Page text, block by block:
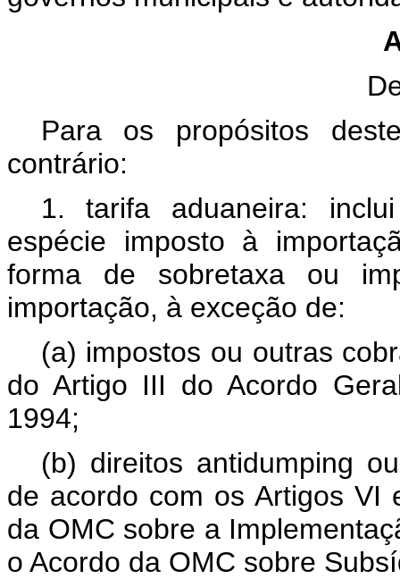
Para os propósitos
contrário:
1. tarifa aduaneira:
espécie imposto à
forma de sobretaxa ou
importação, à exceção de:
(a) impostos ou outras
do Artigo III do Acordo
1994;
(b) direitos antidumping
de acordo com os Artigos VI
da OMC sobre a
o Acordo da OMC sobre